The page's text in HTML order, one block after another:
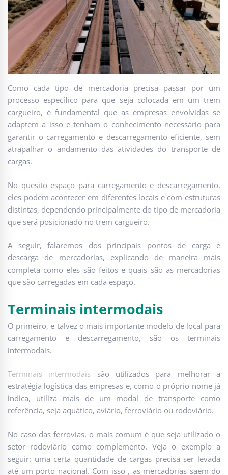
Como cada tipo de mercadoria precisa passar por um
processo específico para que seja colocada em um trem
cargueiro, é fundamental que as empresas envolvidas se
adaptem a isso e tenham o conhecimento necessário para
garantir o carregamento e descarregamento eficiente, sem
atrapalhar o andamento das atividades do transporte de
cargas.
No quesito espaço para carregamento e descarregamento,
eles podem acontecer em diferentes locais e com estruturas
distintas, dependendo principalmente do tipo de mercadoria
que será posicionado no trem cargueiro.
A seguir, falaremos dos principais pontos de carga e
descarga de mercadorias, explicando de maneira mais
completa como eles são feitos e quais são as mercadorias
que são carregadas em cada espaço.
Terminais intermodais
O primeiro, e talvez o mais importante modelo de local para
carregamento e descarregamento, são os terminais
intermodais.
Terminais intermodais são utilizados para melhorar a
estratégia logística das empresas e, como o próprio nome já
indica, utiliza mais de um modal de transporte como
referência, seja aquático, aviário, ferroviário ou rodoviário.
No caso das ferrovias, o mais comum é que seja utilizado o
setor rodoviário como complemento. Veja o exemplo a
seguir: uma certa quantidade de cargas precisa ser levada
até um porto nacional. Com isso , as mercadorias saem do